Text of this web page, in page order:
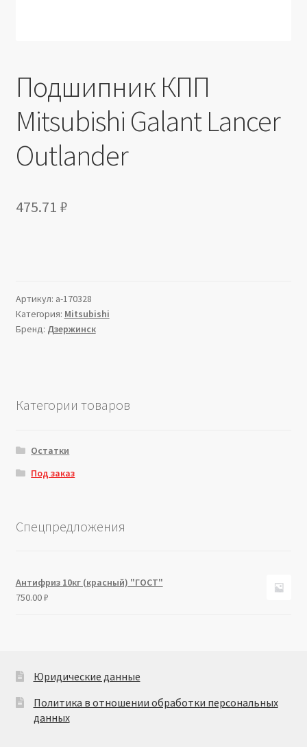
Подшипник КПП
Mitsubishi Galant Lancer
Outlander
475.71 ₽
Артикул: a-170328
Категория: Mitsubishi
Бренд: Дзержинск
Категории товаров
Остатки
Под заказ
Спецпредложения
Антифриз 10кг (красный) "ГОСТ"
750.00₽
Юридические данные
Политика в отношении обработки персональных
данных